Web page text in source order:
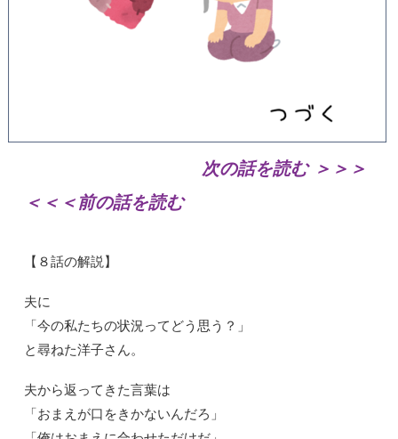
次の話を読む ＞＞＞
＜＜＜前の話を読む
【８話の解説】
夫に
「今の私たちの状況ってどう思う？」
と尋ねた洋子さん。
夫から返ってきた言葉は
「おまえが口をきかないんだろ」